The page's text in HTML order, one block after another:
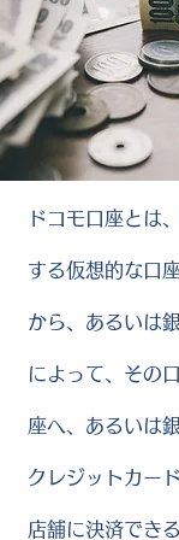
ドコモ口座とは
する仮想的な口
から、あるいは
によって、その
座へ、あるいは
クレジットカー
店舗に決済でき